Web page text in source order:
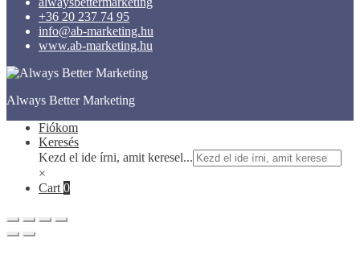
+36 20 237 74 95
info@ab-marketing.hu
www.ab-marketing.hu
Always Better Marketing
Fiókom
Keresés
Kezd el ide írni, amit keresel...
×
Cart 0